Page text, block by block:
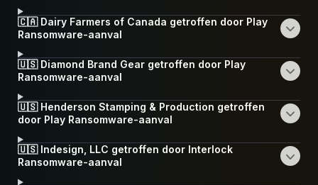
🇨🇦 Dairy Farmers of Canada getroffen door Play
Ransomware-aanval
🇺🇸 Diamond Brand Gear getroffen door Play
Ransomware-aanval
🇺🇸 Henderson Stamping & Production getroffen
door Play Ransomware-aanval
🇺🇸 Indesign, LLC getroffen door Interlock
Ransomware-aanval